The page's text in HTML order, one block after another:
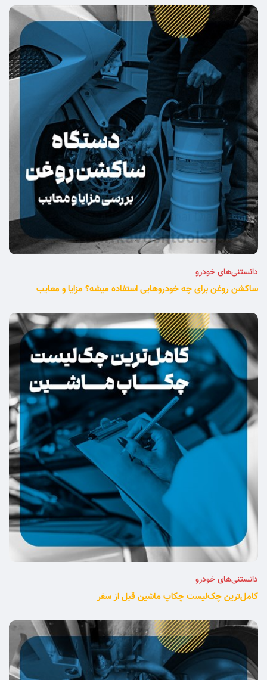
دانستنی‌های خودرو
ساکشن روغن برای چه خودروهایی استفاده میشه؟ مزایا و معایب
دانستنی‌های خودرو
کامل‌ترین چک‌لیست چکاپ ماشین قبل از سفر